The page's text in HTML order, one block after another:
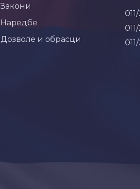
Закони
Наредбе
Дозволе и обрасци